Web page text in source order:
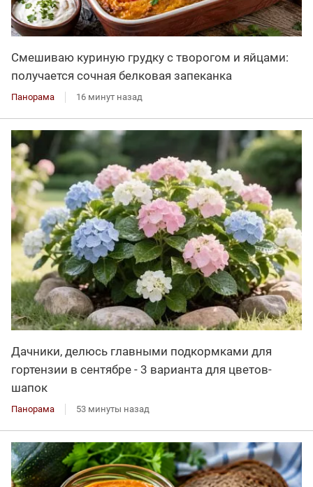
Смешиваю куриную грудку с творогом и яйцами:
получается сочная белковая запеканка
Панорама 16 минут назад
Дачники, делюсь главными подкормками для
гортензии в сентябре - 3 варианта для цветов-
шапок
Панорама 53 минуты назад